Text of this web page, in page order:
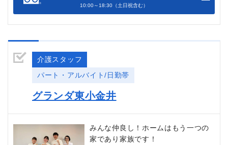
10:00～18:30（土日祝含む）
介護スタッフ
パート・アルバイト/日勤帯
グランダ東小金井
みんな仲良し！ホームはもう一つの
家であり家族です！